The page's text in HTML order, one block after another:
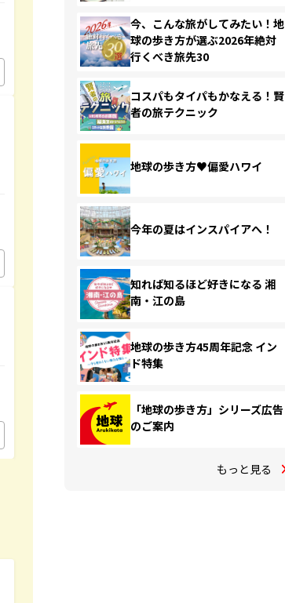
今、こんな旅がしてみたい！地
球の歩き方が選ぶ2026年絶対
行くべき旅先30
コスパもタイパもかなえる！賢
者の旅テクニック
地球の歩き方♥偏愛ハワイ
今年の夏はインスパイアへ！
知れば知るほど好きになる 湘
南・江の島
地球の歩き方45周年記念 イン
ド特集
「地球の歩き方」シリーズ広告
のご案内
もっと見る